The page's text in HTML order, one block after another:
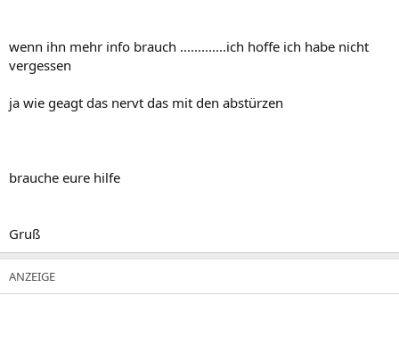
wenn ihn mehr info brauch .............ich hoffe ich habe nicht
vergessen
ja wie geagt das nervt das mit den abstürzen
brauche eure hilfe
Gruß